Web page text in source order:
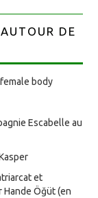
DE
body
Escabelle au
et
Hande Öğüt (en